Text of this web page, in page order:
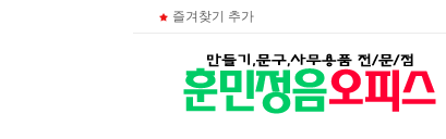
즐겨찾기 추가
대량 구매시